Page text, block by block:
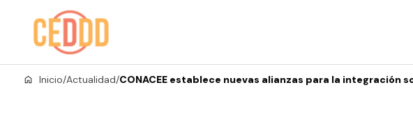
Saltar al contenido
Inicio/Actualidad/CONACEE establece nuevas alianzas para la